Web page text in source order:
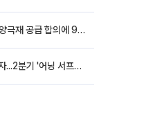
포스코퓨처엠, 19만톤 LFP 양극재 공급 합의에 9%대 강세
고려아연, 106분기 연속 흑자...2분기 '어닝 서프라이즈'에 장 초반 12%대 강세